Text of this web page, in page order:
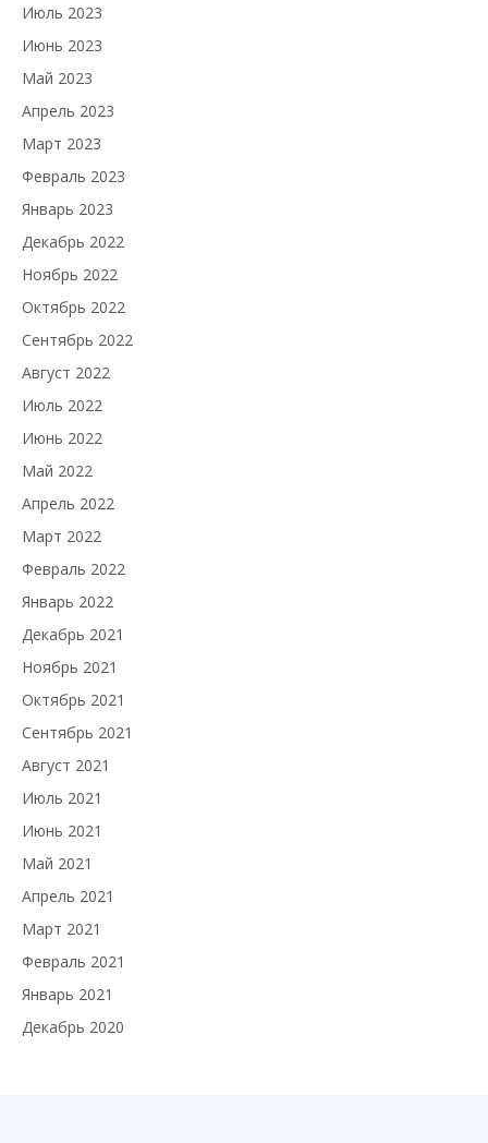
Июль 2023
Июнь 2023
Май 2023
Апрель 2023
Март 2023
Февраль 2023
Январь 2023
Декабрь 2022
Ноябрь 2022
Октябрь 2022
Сентябрь 2022
Август 2022
Июль 2022
Июнь 2022
Май 2022
Апрель 2022
Март 2022
Февраль 2022
Январь 2022
Декабрь 2021
Ноябрь 2021
Октябрь 2021
Сентябрь 2021
Август 2021
Июль 2021
Июнь 2021
Май 2021
Апрель 2021
Март 2021
Февраль 2021
Январь 2021
Декабрь 2020